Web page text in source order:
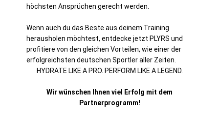
höchsten Ansprüchen gerecht werden.
Wenn auch du das Beste aus deinem Training
herausholen möchtest, entdecke jetzt PLYRS und
profitiere von den gleichen Vorteilen, wie einer der
erfolgreichsten deutschen Sportler aller Zeiten.
HYDRATE LIKE A PRO. PERFORM LIKE A LEGEND.
Wir wünschen Ihnen viel Erfolg mit dem
Partnerprogramm!